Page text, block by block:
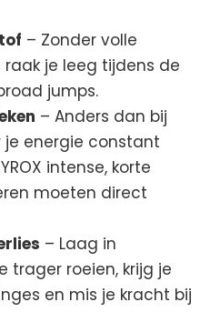
– Zonder volle
je leeg tijdens de
jumps.
– Anders dan bij
energie constant
intense, korte
moeten direct
– Laag in
trager roeien, krijg je
en mis je kracht bij